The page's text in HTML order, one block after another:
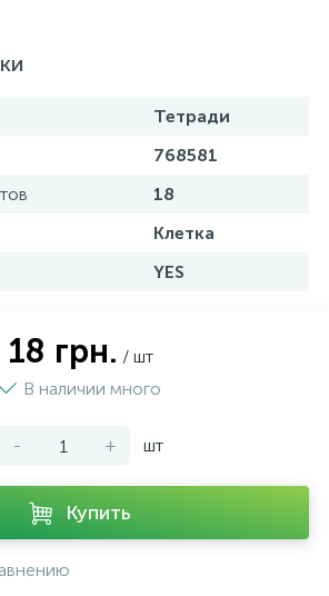
Тетради
768581
18
Клетка
YES
18 грн. / шт
В наличии много
- + шт
Купить